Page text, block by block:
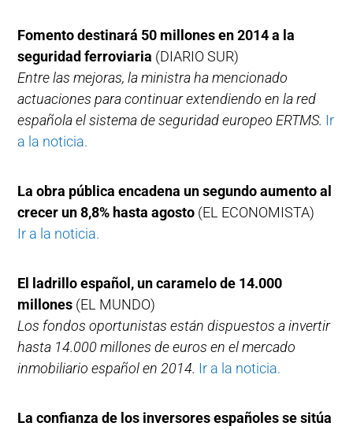
Fomento destinará 50 millones en 2014 a la
seguridad ferroviaria (DIARIO SUR)
Entre las mejoras, la ministra ha mencionado
actuaciones para continuar extendiendo en la red
española el sistema de seguridad europeo ERTMS. Ir
a la noticia.
La obra pública encadena un segundo aumento al
crecer un 8,8% hasta agosto (EL ECONOMISTA)
Ir a la noticia.
El ladrillo español, un caramelo de 14.000
millones (EL MUNDO)
Los fondos oportunistas están dispuestos a invertir
hasta 14.000 millones de euros en el mercado
inmobiliario español en 2014. Ir a la noticia.
La confianza de los inversores españoles se sitúa